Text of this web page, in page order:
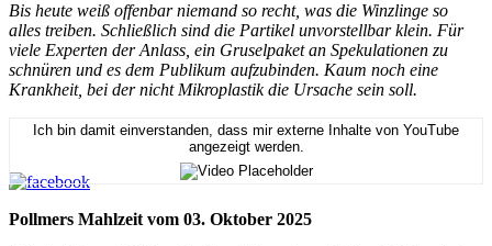
Bis heute weiß offenbar niemand so recht, was die Winzlinge so
alles treiben. Schließlich sind die Partikel unvorstellbar klein. Für
viele Experten der Anlass, ein Gruselpaket an Spekulationen zu
schnüren und es dem Publikum aufzubinden. Kaum noch eine
Krankheit, bei der nicht Mikroplastik die Ursache sein soll.
Ich bin damit einverstanden, dass mir externe Inhalte von YouTube
angezeigt werden.
Pollmers Mahlzeit vom 03. Oktober 2025